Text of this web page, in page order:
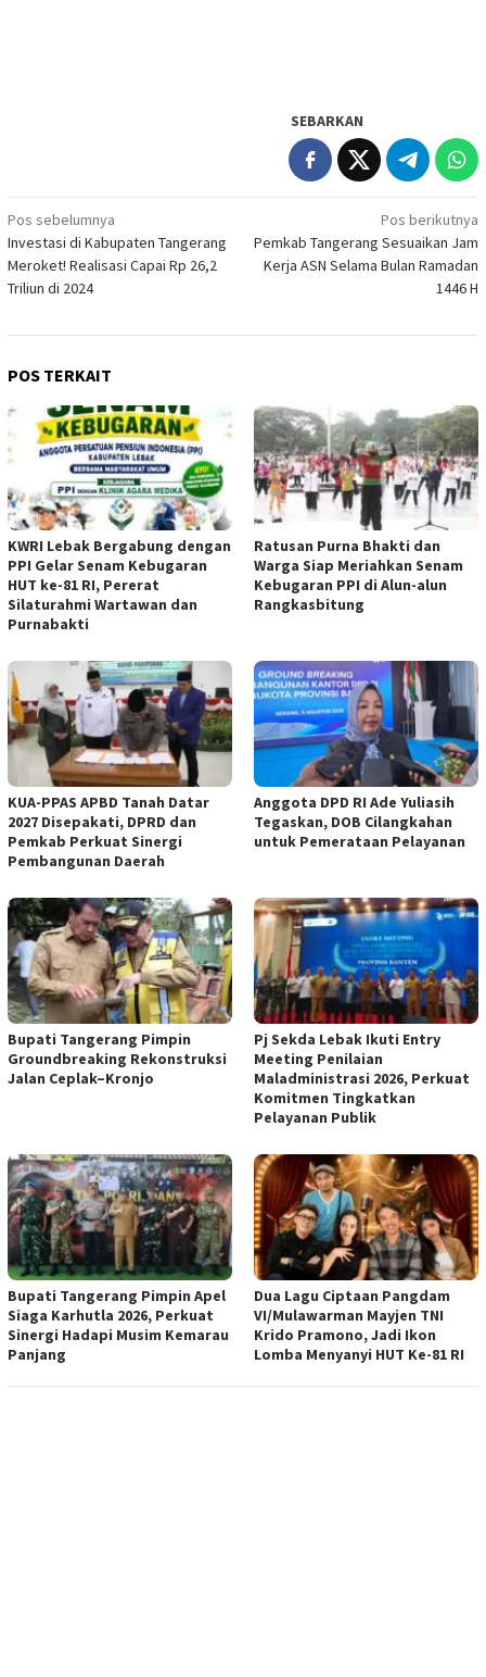
SEBARKAN
Navigasi
pos
Pos sebelumnya
Investasi di Kabupaten Tangerang
Meroket! Realisasi Capai Rp 26,2
Triliun di 2024
Pos berikutnya
Pemkab Tangerang Sesuaikan Jam
Kerja ASN Selama Bulan Ramadan
1446 H
POS TERKAIT
KWRI Lebak Bergabung dengan
PPI Gelar Senam Kebugaran
HUT ke-81 RI, Pererat
Silaturahmi Wartawan dan
Purnabakti
Ratusan Purna Bhakti dan
Warga Siap Meriahkan Senam
Kebugaran PPI di Alun-alun
Rangkasbitung
KUA-PPAS APBD Tanah Datar
2027 Disepakati, DPRD dan
Pemkab Perkuat Sinergi
Pembangunan Daerah
Anggota DPD RI Ade Yuliasih
Tegaskan, DOB Cilangkahan
untuk Pemerataan Pelayanan
Bupati Tangerang Pimpin
Groundbreaking Rekonstruksi
Jalan Ceplak–Kronjo
Pj Sekda Lebak Ikuti Entry
Meeting Penilaian
Maladministrasi 2026, Perkuat
Komitmen Tingkatkan
Pelayanan Publik
Bupati Tangerang Pimpin Apel
Siaga Karhutla 2026, Perkuat
Sinergi Hadapi Musim Kemarau
Panjang
Dua Lagu Ciptaan Pangdam
VI/Mulawarman Mayjen TNI
Krido Pramono, Jadi Ikon
Lomba Menyanyi HUT Ke-81 RI